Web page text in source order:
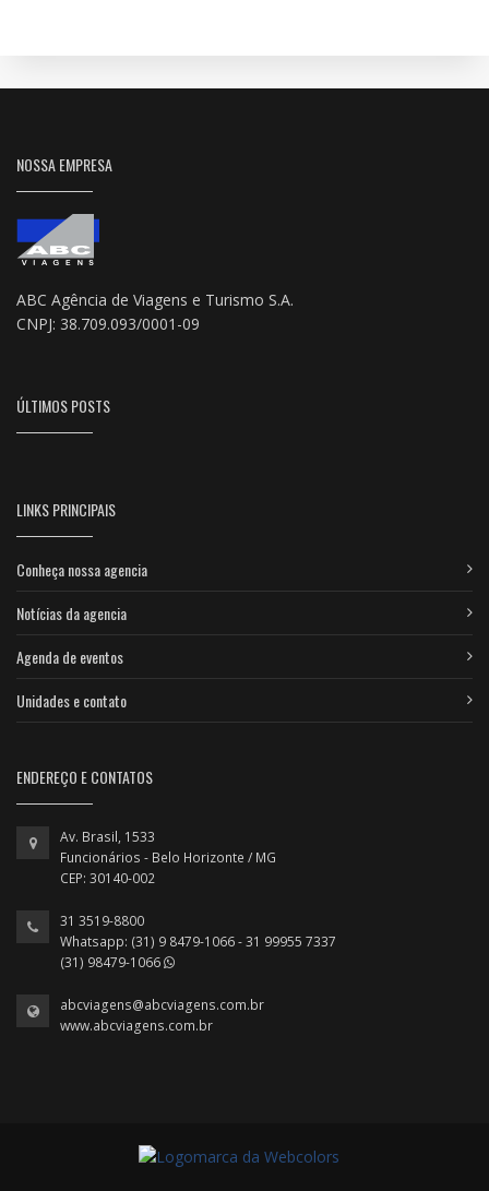
NOSSA EMPRESA
ABC Agência de Viagens e Turismo S.A.
CNPJ: 38.709.093/0001-09
ÚLTIMOS POSTS
LINKS PRINCIPAIS
Conheça nossa agencia
Notícias da agencia
Agenda de eventos
Unidades e contato
ENDEREÇO E CONTATOS
Av. Brasil, 1533
Funcionários - Belo Horizonte / MG
CEP: 30140-002
31 3519-8800
Whatsapp: (31) 9 8479-1066 - 31 99955 7337
(31) 98479-1066
abcviagens@abcviagens.com.br
www.abcviagens.com.br